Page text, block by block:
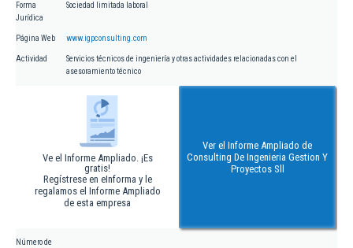
Forma
Jurídica
Sociedad limitada laboral
Página Web www.igpconsulting.com
Actividad
Servicios técnicos de ingeniería y otras actividades relacionadas con el
asesoramiento técnico
Ve el Informe Ampliado. ¡Es
gratis!
Regístrese en eInforma y le
regalamos el Informe Ampliado
de esta empresa
Ver el Informe Ampliado de
Consulting De Ingenieria Gestion Y
Proyectos Sll
Número de